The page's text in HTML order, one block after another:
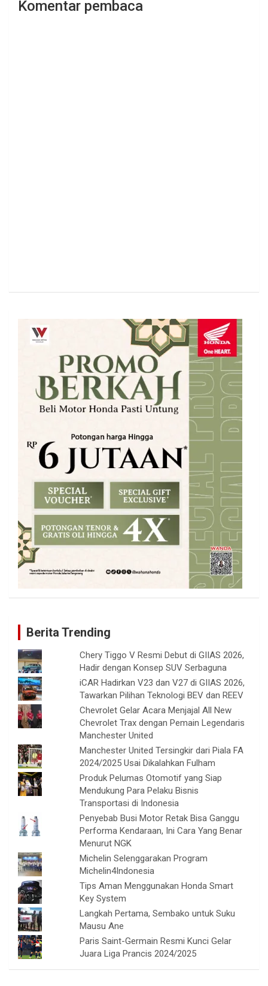
Komentar pembaca
Berita Trending
Chery Tiggo V Resmi Debut di GIIAS 2026,
Hadir dengan Konsep SUV Serbaguna
iCAR Hadirkan V23 dan V27 di GIIAS 2026,
Tawarkan Pilihan Teknologi BEV dan REEV
Chevrolet Gelar Acara Menjajal All New
Chevrolet Trax dengan Pemain Legendaris
Manchester United
Manchester United Tersingkir dari Piala FA
2024/2025 Usai Dikalahkan Fulham
Produk Pelumas Otomotif yang Siap
Mendukung Para Pelaku Bisnis
Transportasi di Indonesia
Penyebab Busi Motor Retak Bisa Ganggu
Performa Kendaraan, Ini Cara Yang Benar
Menurut NGK
Michelin Selenggarakan Program
Michelin4Indonesia
Tips Aman Menggunakan Honda Smart
Key System
Langkah Pertama, Sembako untuk Suku
Mausu Ane
Paris Saint-Germain Resmi Kunci Gelar
Juara Liga Prancis 2024/2025